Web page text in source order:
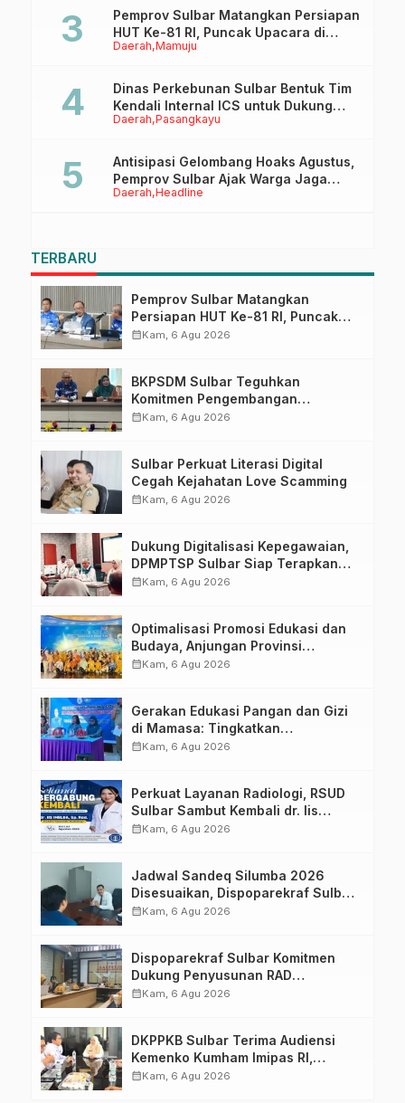
Daerah Mamuju
Pemprov Sulbar Matangkan Persiapan
HUT Ke-81 RI, Puncak Upacara di
Lapangan Ahmad Kirang
Daerah Pasangkayu
Dinas Perkebunan Sulbar Bentuk Tim
Kendali Internal ICS untuk Dukung
Sertifikasi ISPO Pekebun di
Daerah Headline
Antisipasi Gelombang Hoaks Agustus,
Pemprov Sulbar Ajak Warga Jaga
Ruang Digital
TERBARU
Pemprov Sulbar Matangkan
Persiapan HUT Ke-81 RI, Puncak
Upacara di Lapangan Ahmad
calendar_monthKam, 6 Agu 2026
BKPSDM Sulbar Teguhkan
Komitmen Pengembangan
Kompetensi ASN melalui
calendar_monthKam, 6 Agu 2026
Sulbar Perkuat Literasi Digital
Cegah Kejahatan Love Scamming
calendar_monthKam, 6 Agu 2026
Dukung Digitalisasi Kepegawaian,
DPMPTSP Sulbar Siap Terapkan
Aplikasi FLEKSI ASN
calendar_monthKam, 6 Agu 2026
Optimalisasi Promosi Edukasi dan
Budaya, Anjungan Provinsi
Sulawesi Barat Perkuat Kolaborasi
calendar_monthKam, 6 Agu 2026
Gerakan Edukasi Pangan dan Gizi
di Mamasa: Tingkatkan
Pengetahuan dan Keterampilan
calendar_monthKam, 6 Agu 2026
Perkuat Layanan Radiologi, RSUD
Sulbar Sambut Kembali dr. Iis
Imelda, Sp.Rad
calendar_monthKam, 6 Agu 2026
Jadwal Sandeq Silumba 2026
Disesuaikan, Dispoparekraf Sulbar
Pastikan Persiapan Tetap
calendar_monthKam, 6 Agu 2026
Dispoparekraf Sulbar Komitmen
Dukung Penyusunan RAD
TPB/SDGs Sulawesi Barat
calendar_monthKam, 6 Agu 2026
DKPPKB Sulbar Terima Audiensi
Kemenko Kumham Imipas RI,
Perkuat Pelayanan Kesehatan bagi
calendar_monthKam, 6 Agu 2026